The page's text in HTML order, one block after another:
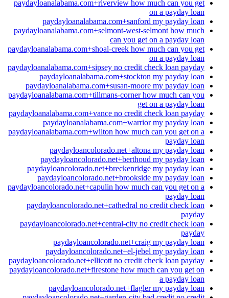
paydayloanalabama.com+riverview how much can you get
on a payday loan
paydayloanalabama.com+sanford my payday loan
paydayloanalabama.com+selmont-west-selmont how much
can you get on a payday loan
paydayloanalabama.com+shoal-creek how much can you get
on a payday loan
paydayloanalabama.com+sipsey no credit check loan payday
paydayloanalabama.com+stockton my payday loan
paydayloanalabama.com+susan-moore my payday loan
paydayloanalabama.com+tillmans-corner how much can you
get on a payday loan
paydayloanalabama.com+vance no credit check loan payday
paydayloanalabama.com+warrior my payday loan
paydayloanalabama.com+wilton how much can you get on a
payday loan
paydayloancolorado.net+altona my payday loan
paydayloancolorado.net+berthoud my payday loan
paydayloancolorado.net+breckenridge my payday loan
paydayloancolorado.net+brookside my payday loan
paydayloancolorado.net+capulin how much can you get on a
payday loan
paydayloancolorado.net+cathedral no credit check loan
payday
paydayloancolorado.net+central-city no credit check loan
payday
paydayloancolorado.net+craig my payday loan
paydayloancolorado.net+el-jebel my payday loan
paydayloancolorado.net+ellicott no credit check loan payday
paydayloancolorado.net+firestone how much can you get on
a payday loan
paydayloancolorado.net+flagler my payday loan